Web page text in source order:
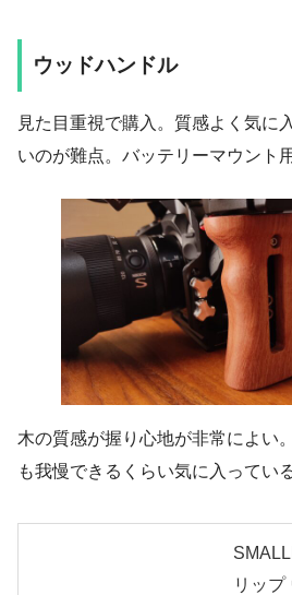
ウッドハンドル
見た目重視で購入。質感よく気に
いのが難点。バッテリーマウント
木の質感が握り心地が非常によい
も我慢できるくらい気に入っている
リップ